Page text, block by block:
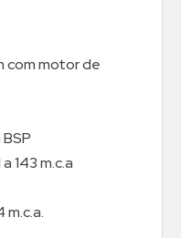
com motor de
143 m.c.a